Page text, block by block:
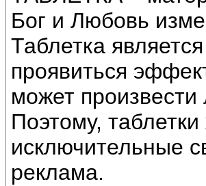
Бог и Любовь
Таблетка
проявиться
может
Поэтому,
исключительные
реклама.